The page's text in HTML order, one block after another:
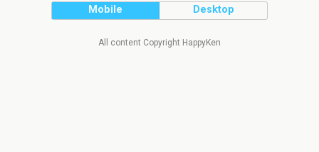
Mobile Desktop
All content Copyright HappyKen